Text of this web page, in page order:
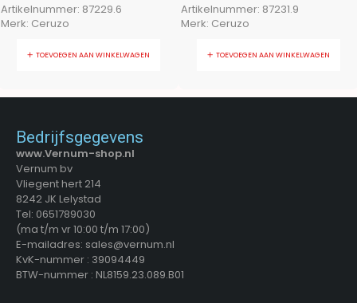
Artikelnummer: 87229.6
Merk: Ceruzo
TOEVOEGEN AAN WINKELWAGEN
Artikelnummer: 87231.9
Merk: Ceruzo
TOEVOEGEN AAN WINKELWAGEN
Bedrijfsgegevens
www.Vernum-shop.nl
Vernum bv
Vliegent hert 214
8242 JK Lelystad
Tel: 0651789030
(ma t/m vr 10:00 t/m 17:00)
E-mailadres: sales@vernum.nl
KvK-nummer : 39094449
BTW-nummer : NL8159.23.089.B01